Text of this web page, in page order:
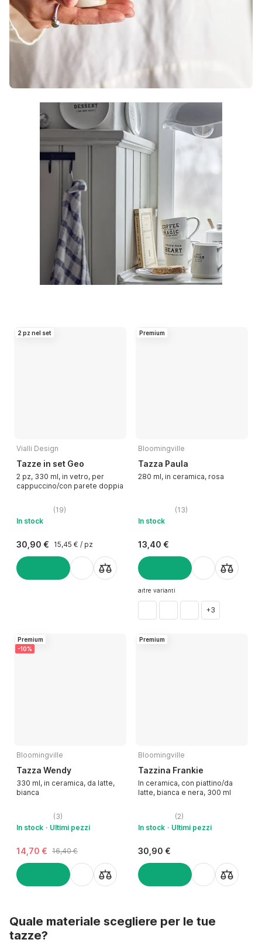
2 pz nel set
Vialli Design
Tazze in set Geo
2 pz, 330 ml, in vetro, per
cappuccino/con parete doppia
(19)
In stock
30,90 € 15,45 € / pz
Premium
Bloomingville
Tazza Paula
280 ml, in ceramica, rosa
(13)
In stock
13,40 €
AGGIUNGI
altre varianti
+3
Premium
-10%
Bloomingville
Tazza Wendy
330 ml, in ceramica, da latte,
bianca
(3)
In stock
Ultimi pezzi
14,70 € 16,40 €
Premium
Bloomingville
Tazzina Frankie
In ceramica, con piattino/da
latte, bianca e nera, 300 ml
(2)
In stock
Ultimi pezzi
30,90 €
Quale materiale scegliere per le tue
tazze?